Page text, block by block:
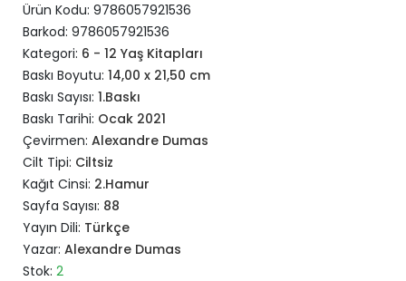
Ürün Kodu: 9786057921536
Barkod: 9786057921536
Kategori: 6 - 12 Yaş Kitapları
Baskı Boyutu: 14,00 x 21,50 cm
Baskı Sayısı: 1.Baskı
Baskı Tarihi: Ocak 2021
Çevirmen: Alexandre Dumas
Cilt Tipi: Ciltsiz
Kağıt Cinsi: 2.Hamur
Sayfa Sayısı: 88
Yayın Dili: Türkçe
Yazar: Alexandre Dumas
Stok: 2